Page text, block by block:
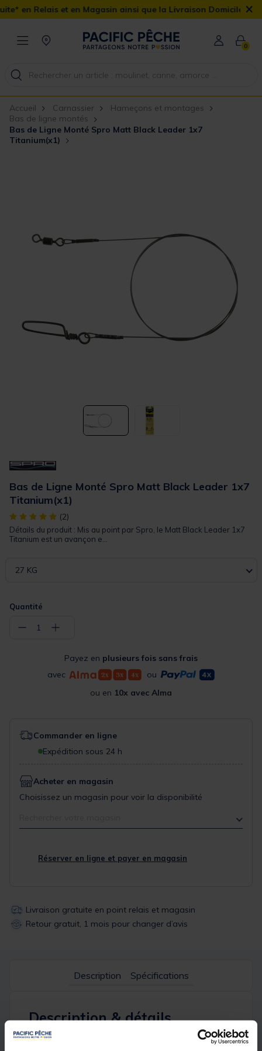
en Magasin ainsi que la Livraison Domicile offerte dès 90€ ×
0
Accueil Carnassier
Hameçons et montages
Bas de ligne montés
Bas de Ligne Monté Spro Matt Black Leader 1x7
Titanium(x1)
Bas de Ligne Monté Spro Matt Black Leader 1x7
Titanium(x1)
[object Object] out of 5 Customer Rating
(2)
Détails du produit : Mis au point par Spro, le Matt Black Leader 1x7
Titanium est un avançon e...
27 KG
Quantité
− 1 +
Payez en plusieurs fois sans frais
avec
ou
ou en 10x avec Alma
Commander en ligne
Expédition sous 24 h
Acheter en magasin
Choisissez un magasin pour voir la disponibilité
Réserver en ligne et payer en magasin
Livraison gratuite en point relais et magasin
Retour gratuit, 1 mois pour changer d’avis
Description Spécifications
Description & détails
Description